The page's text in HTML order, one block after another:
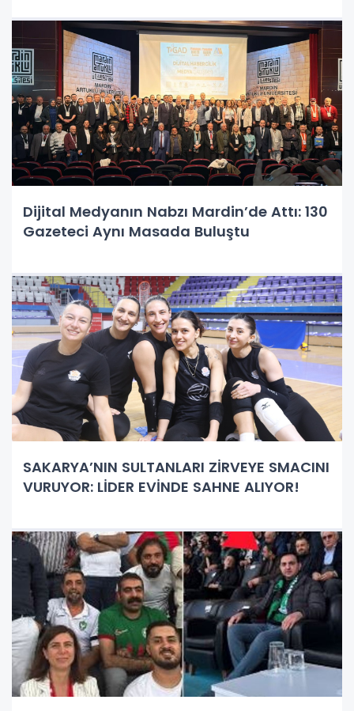
Dijital Medyanın Nabzı Mardin’de Attı: 130
Gazeteci Aynı Masada Buluştu
SAKARYA’NIN SULTANLARI ZİRVEYE SMACINI
VURUYOR: LİDER EVİNDE SAHNE ALIYOR!